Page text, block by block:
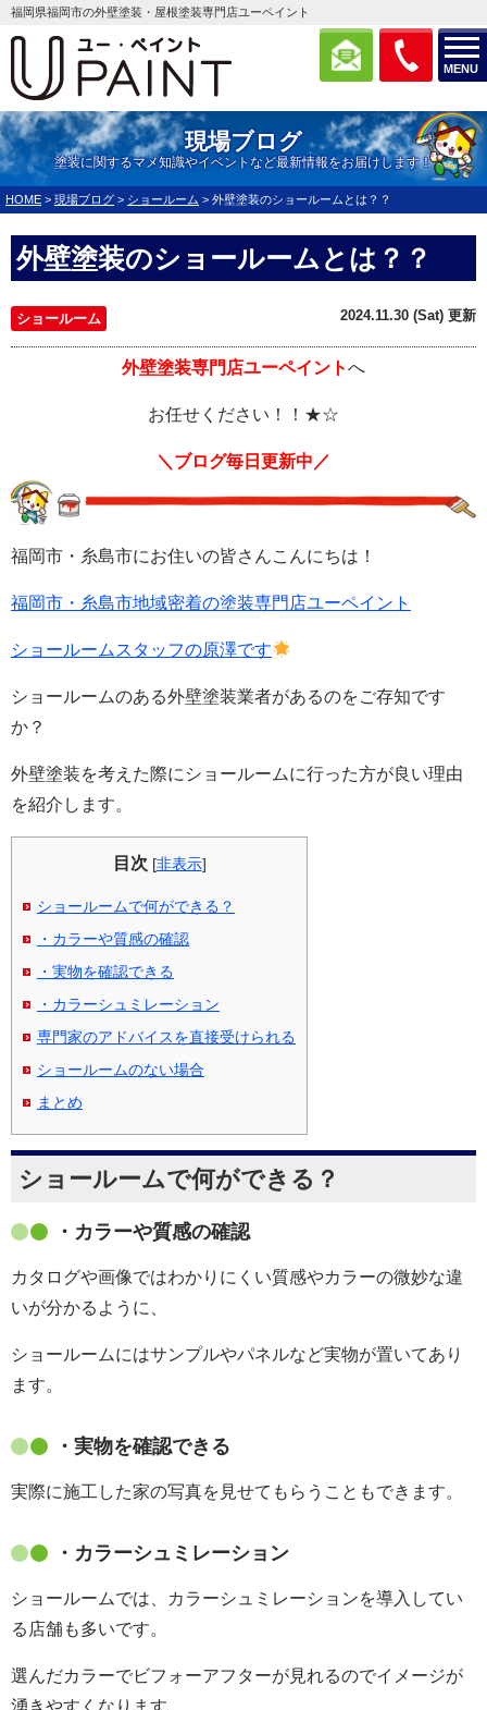
MENU
福岡県福岡市の外壁塗装・屋根塗装専門店ユーペイント
現場ブログ
塗装に関するマメ知識やイベントなど最新情報をお届けします！
HOME > 現場ブログ > ショールーム > 外壁塗装のショールームとは？？
外壁塗装のショールームとは？？
ショールーム 2024.11.30 (Sat) 更新
外壁塗装専門店ユーペイントへ
お任せください！！★☆
＼ブログ毎日更新中／
福岡市・糸島市にお住いの皆さんこんにちは！
福岡市・糸島市地域密着の塗装専門店ユーペイント
ショールームスタッフの原澤です
ショールームのある外壁塗装業者があるのをご存知です
か？
外壁塗装を考えた際にショールームに行った方が良い理由
を紹介します。
目次 [非表示]
ショールームで何ができる？
・カラーや質感の確認
・実物を確認できる
・カラーシュミレーション
専門家のアドバイスを直接受けられる
ショールームのない場合
まとめ
ショールームで何ができる？
・カラーや質感の確認
カタログや画像ではわかりにくい質感やカラーの微妙な違
いが分かるように、
ショールームにはサンプルやパネルなど実物が置いてあり
ます。
・実物を確認できる
実際に施工した家の写真を見せてもらうこともできます。
・カラーシュミレーション
ショールームでは、カラーシュミレーションを導入してい
る店舗も多いです。
選んだカラーでビフォーアフターが見れるのでイメージが